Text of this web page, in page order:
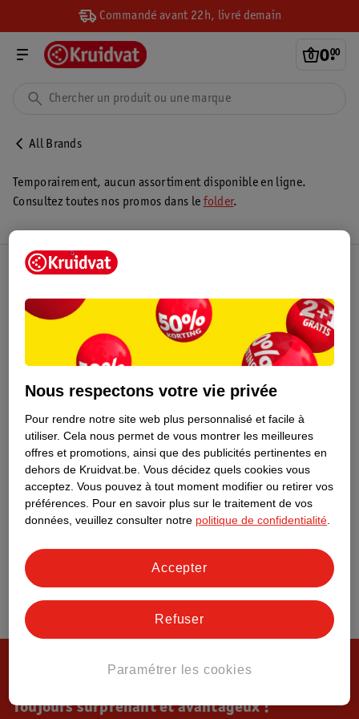
Commandé avant 22h, livré demain
0.
00
All Brands
Temporairement, aucun assortiment disponible en ligne.
Consultez toutes nos promos dans le folder.
Toujours surprenant et avantageux !
Nous respectons votre vie privée
Pour rendre notre site web plus personnalisé et facile à
utiliser. Cela nous permet de vous montrer les meilleures
offres et promotions, ainsi que des publicités pertinentes en
dehors de Kruidvat.be. Vous décidez quels cookies vous
acceptez. Vous pouvez à tout moment modifier ou retirer vos
préférences. Pour en savoir plus sur le traitement de vos
données, veuillez consulter notre politique de confidentialité
Paramétrer les cookies
Refuser
Accepter